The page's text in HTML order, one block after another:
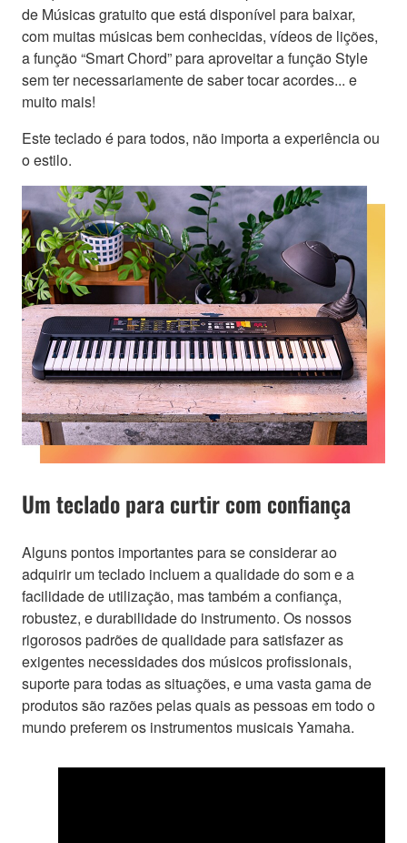
de Músicas gratuito que está disponível para baixar,
com muitas músicas bem conhecidas, vídeos de lições,
a função “Smart Chord” para aproveitar a função Style
sem ter necessariamente de saber tocar acordes... e
muito mais!
Este teclado é para todos, não importa a experiência ou
o estilo.
Um teclado para curtir com confiança
Alguns pontos importantes para se considerar ao
adquirir um teclado incluem a qualidade do som e a
facilidade de utilização, mas também a confiança,
robustez, e durabilidade do instrumento. Os nossos
rigorosos padrões de qualidade para satisfazer as
exigentes necessidades dos músicos profissionais,
suporte para todas as situações, e uma vasta gama de
produtos são razões pelas quais as pessoas em todo o
mundo preferem os instrumentos musicais Yamaha.